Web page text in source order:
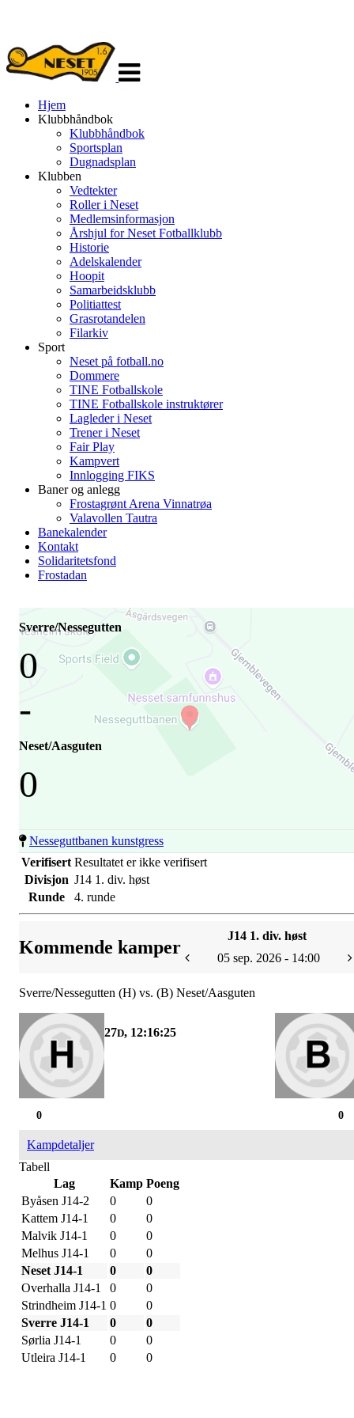
navigasjon
Hjem
Klubbhåndbok
Klubbhåndbok
Sportsplan
Dugnadsplan
Klubben
Vedtekter
Roller i Neset
Medlemsinformasjon
Årshjul for Neset Fotballklubb
Historie
Adelskalender
Hoopit
Samarbeidsklubb
Politiattest
Grasrotandelen
Filarkiv
Sport
Neset på fotball.no
Dommere
TINE Fotballskole
TINE Fotballskole instruktører
Lagleder i Neset
Trener i Neset
Fair Play
Kampvert
Innlogging FIKS
Baner og anlegg
Frostagrønt Arena Vinnatrøa
Valavollen Tautra
Banekalender
Kontakt
Solidaritetsfond
Frostadan
Sverre/Nessegutten
0
-
Neset/Aasguten
0
Nesseguttbanen kunstgress
Verifisert Resultatet er ikke verifisert
Divisjon J14 1. div. høst
Runde
4. runde
Kommende kamper
J14 1. div. høst
05 sep. 2026 - 14:00
Sverre/Nessegutten (H) vs. (B) Neset/Aasguten
27D, 12:16:25
0
0
Kampdetaljer
Tabell
Lag
Kamp Poeng
Byåsen J14-2
0
0
Kattem J14-1
0
0
Malvik J14-1
0
0
Melhus J14-1
0
0
Neset J14-1
0
0
Overhalla J14-1
0
0
Strindheim J14-1 0
0
Sverre J14-1
0
0
Sørlia J14-1
0
0
Utleira J14-1
0 0